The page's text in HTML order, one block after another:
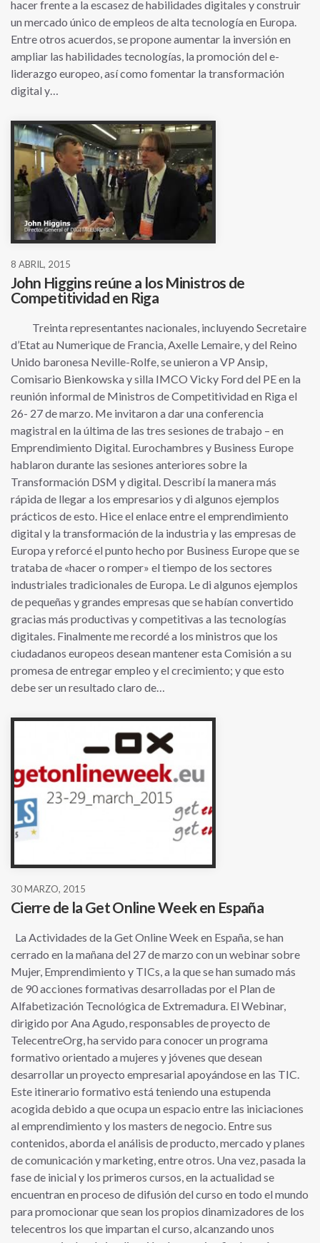
hacer frente a la escasez de habilidades digitales y construir
un mercado único de empleos de alta tecnología en Europa.
Entre otros acuerdos, se propone aumentar la inversión en
ampliar las habilidades tecnologías, la promoción del e-
liderazgo europeo, así como fomentar la transformación
digital y…
8 ABRIL, 2015
John Higgins reúne a los Ministros de
Competitividad en Riga
Treinta representantes nacionales, incluyendo Secretaire
d’Etat au Numerique de Francia, Axelle Lemaire, y del Reino
Unido baronesa Neville-Rolfe, se unieron a VP Ansip,
Comisario Bienkowska y silla IMCO Vicky Ford del PE en la
reunión informal de Ministros de Competitividad en Riga el
26- 27 de marzo. Me invitaron a dar una conferencia
magistral en la última de las tres sesiones de trabajo – en
Emprendimiento Digital. Eurochambres y Business Europe
hablaron durante las sesiones anteriores sobre la
Transformación DSM y digital. Describí la manera más
rápida de llegar a los empresarios y di algunos ejemplos
prácticos de esto. Hice el enlace entre el emprendimiento
digital y la transformación de la industria y las empresas de
Europa y reforcé el punto hecho por Business Europe que se
trataba de «hacer o romper» el tiempo de los sectores
industriales tradicionales de Europa. Le di algunos ejemplos
de pequeñas y grandes empresas que se habían convertido
gracias más productivas y competitivas a las tecnologías
digitales. Finalmente me recordé a los ministros que los
ciudadanos europeos desean mantener esta Comisión a su
promesa de entregar empleo y el crecimiento; y que esto
debe ser un resultado claro de…
30 MARZO, 2015
Cierre de la Get Online Week en España
La Actividades de la Get Online Week en España, se han
cerrado en la mañana del 27 de marzo con un webinar sobre
Mujer, Emprendimiento y TICs, a la que se han sumado más
de 90 acciones formativas desarrolladas por el Plan de
Alfabetización Tecnológica de Extremadura. El Webinar,
dirigido por Ana Agudo, responsables de proyecto de
TelecentreOrg, ha servido para conocer un programa
formativo orientado a mujeres y jóvenes que desean
desarrollar un proyecto empresarial apoyándose en las TIC.
Este itinerario formativo está teniendo una estupenda
acogida debido a que ocupa un espacio entre las iniciaciones
al emprendimiento y los masters de negocio. Entre sus
contenidos, aborda el análisis de producto, mercado y planes
de comunicación y marketing, entre otros. Una vez, pasada la
fase de inicial y los primeros cursos, en la actualidad se
encuentran en proceso de difusión del curso en todo el mundo
para promocionar que sean los propios dinamizadores de los
telecentros los que impartan el curso, alcanzando unos